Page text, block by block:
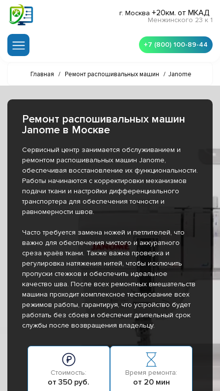
г. Москва +20км. от МКАД
Менжинского 23 к 1
+7 (800) 100-89-44
Главная / Ремонт распошивальных машин / Janome
Ремонт распошивальных машин
Janome в Москве
Сервисный центр занимается обслуживанием и
ремонтом распошивальных машин Janome,
обеспечивая восстановление их функциональности.
Работы начинаются с корректировки механизмов
подачи ткани и настройки дифференциального
транспортера для обеспечения точности и
равномерности швов.
Часто требуется замена ножей и петлителей, что
важно для обеспечения чистого и аккуратного
среза краёв ткани. Также важна проверка и
регулировка натяжения нитей, чтобы исключить
пропуски стежков и обеспечить идеальное
качество шва. После всех ремонтных вмешательств
машина проходит комплексное тестирование всех
режимов работы, гарантируя, что устройство будет
работать без сбоев и обеспечит длительный срок
службы после возвращения владельцу.
Стоимость:
от 350 руб.
Время ремонта:
от 20 мин